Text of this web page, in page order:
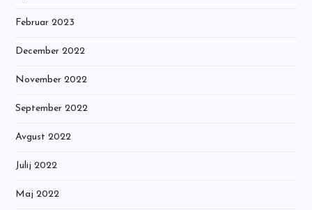
Februar 2023
December 2022
November 2022
September 2022
Avgust 2022
Julij 2022
Maj 2022